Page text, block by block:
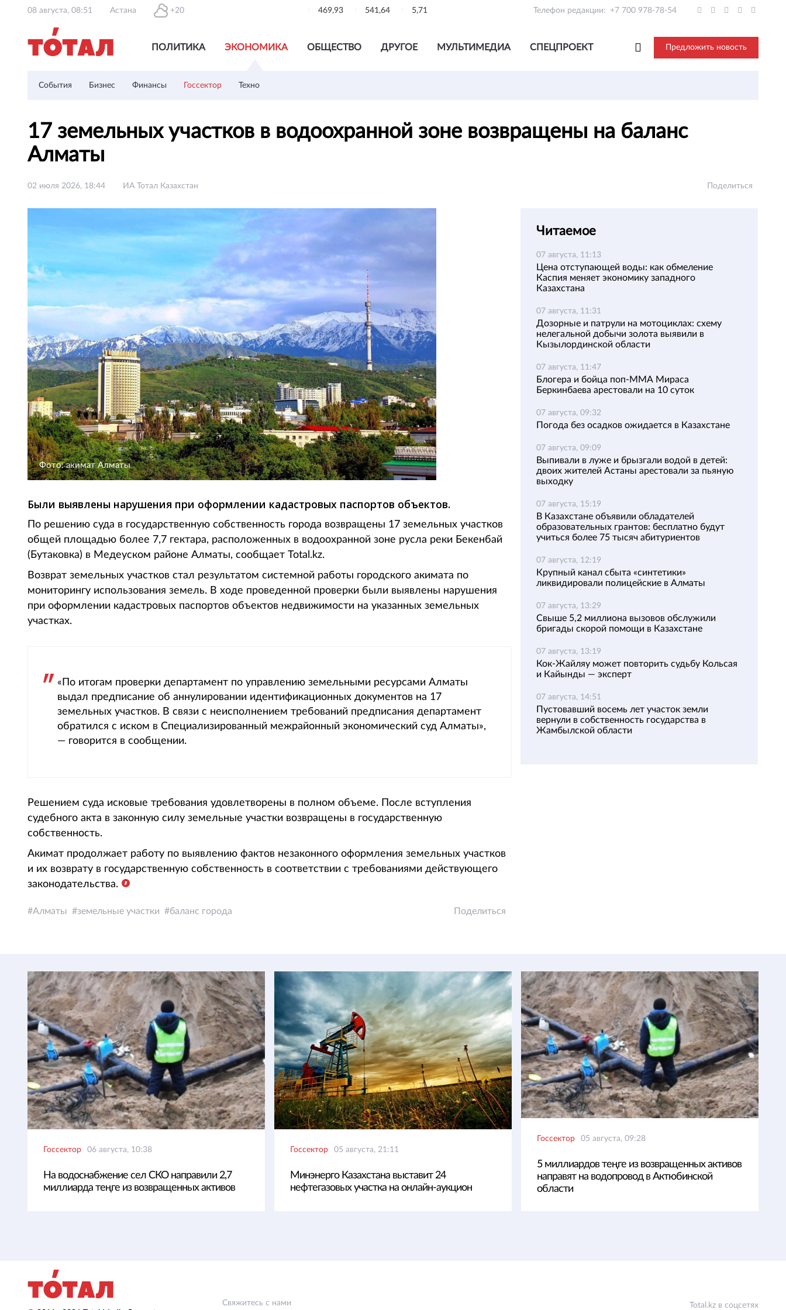
08 августа, 08:51 Астана +20 469,93 541,64 5,71 Телефон редакции: +7 700 978-78-54
ПОЛИТИКА ЭКОНОМИКА ОБЩЕСТВО ДРУГОЕ МУЛЬТИМЕДИА СПЕЦПРОЕКТ Предложить новость
События Бизнес Финансы Госсектор Техно
17 земельных участков в водоохранной зоне возвращены на баланс
Алматы
02 июля 2026, 18:44 ИА Тотал Казахстан Поделиться
Фото: акимат Алматы
Были выявлены нарушения при оформлении кадастровых паспортов объектов.
По решению суда в государственную собственность города возвращены 17 земельных участков
общей площадью более 7,7 гектара, расположенных в водоохранной зоне русла реки Бекенбай
(Бутаковка) в Медеуском районе Алматы, сообщает Total.kz.
Возврат земельных участков стал результатом системной работы городского акимата по
мониторингу использования земель. В ходе проведенной проверки были выявлены нарушения
при оформлении кадастровых паспортов объектов недвижимости на указанных земельных
участках.
«По итогам проверки департамент по управлению земельными ресурсами Алматы
выдал предписание об аннулировании идентификационных документов на 17
земельных участков. В связи с неисполнением требований предписания департамент
обратился с иском в Специализированный межрайонный экономический суд Алматы»,
— говорится в сообщении.
Решением суда исковые требования удовлетворены в полном объеме. После вступления
судебного акта в законную силу земельные участки возвращены в государственную
собственность.
Акимат продолжает работу по выявлению фактов незаконного оформления земельных участков
и их возврату в государственную собственность в соответствии с требованиями действующего
законодательства.
Алматы земельные участки баланс города Поделиться
Читаемое
07 августа, 11:13
Цена отступающей воды: как обмеление
Каспия меняет экономику западного
Казахстана
07 августа, 11:31
Дозорные и патрули на мотоциклах: схему
нелегальной добычи золота выявили в
Кызылординской области
07 августа, 11:47
Блогера и бойца поп-ММА Мираса
Беркинбаева арестовали на 10 суток
07 августа, 09:32
Погода без осадков ожидается в Казахстане
07 августа, 09:09
Выпивали в луже и брызгали водой в детей:
двоих жителей Астаны арестовали за пьяную
выходку
07 августа, 15:19
В Казахстане объявили обладателей
образовательных грантов: бесплатно будут
учиться более 75 тысяч абитуриентов
07 августа, 12:19
Крупный канал сбыта «синтетики»
ликвидировали полицейские в Алматы
07 августа, 13:29
Свыше 5,2 миллиона вызовов обслужили
бригады скорой помощи в Казахстане
07 августа, 13:19
Кок-Жайляу может повторить судьбу Кольсая
и Кайынды — эксперт
07 августа, 14:51
Пустовавший восемь лет участок земли
вернули в собственность государства в
Жамбылской области
Госсектор 06 августа, 10:38
На водоснабжение сел СКО направили 2,7
миллиарда теңге из возвращенных активов
Госсектор 05 августа, 21:11
Минэнерго Казахстана выставит 24
нефтегазовых участка на онлайн-аукцион
Госсектор 05 августа, 09:28
5 миллиардов теңге из возвращенных активов
направят на водопровод в Актюбинской
области
Свяжитесь с нами Total.kz в соцсетях